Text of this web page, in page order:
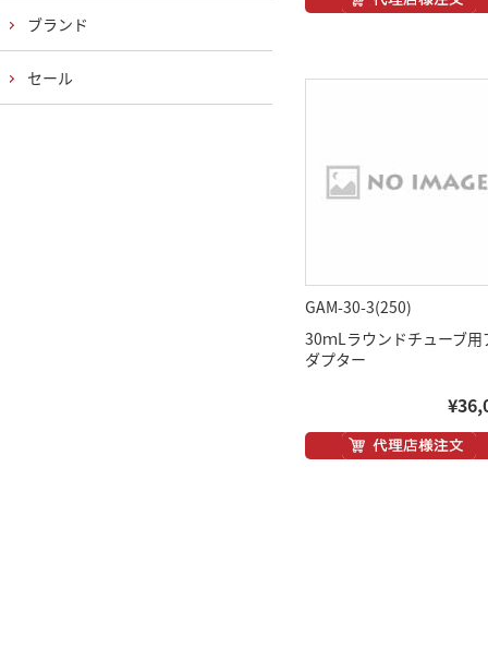
GAM-30-3(250)
30ｍLラウンドチューブ用
ダプター
ブランド
セール